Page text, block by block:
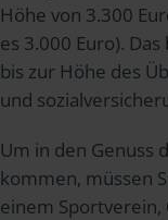
Höhe von 3.300
es 3.000 Euro).
bis zur Höhe des
und
Um in den Genuss
kommen, müssen
einem